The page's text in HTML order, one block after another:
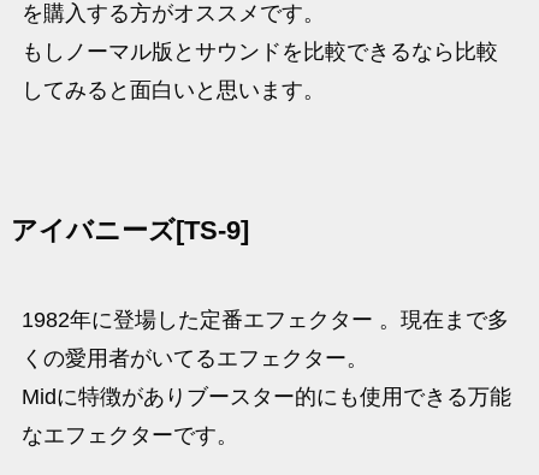
を購入する方がオススメです。
もしノーマル版とサウンドを比較できるなら比較
してみると面白いと思います。
アイバニーズ[TS-9]
1982年に登場した定番エフェクター 。現在まで多
くの愛用者がいてるエフェクター。
Midに特徴がありブースター的にも使用できる万能
なエフェクターです。